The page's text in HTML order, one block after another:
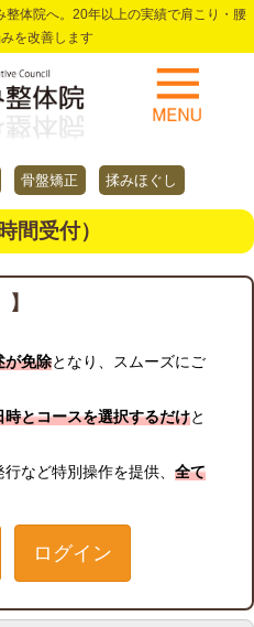
体院へ。20年以上の実績で肩こり・腰
を改善します
骨盤矯正 揉みほぐし
間受付）
が免除となり、スムーズにご
時とコースを選択するだけと
など特別操作を提供、 全て
ログイン